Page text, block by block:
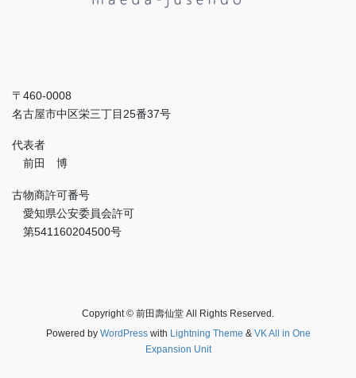
〒460-0008
名古屋市中区栄三丁目25番37号
代表者
前田 博
古物商許可番号
愛知県公安委員会許可
第541160204500号
Copyright © 前田壽仙堂 All Rights Reserved.
Powered by WordPresswith Lightning Theme & VK All in One
Expansion Unit